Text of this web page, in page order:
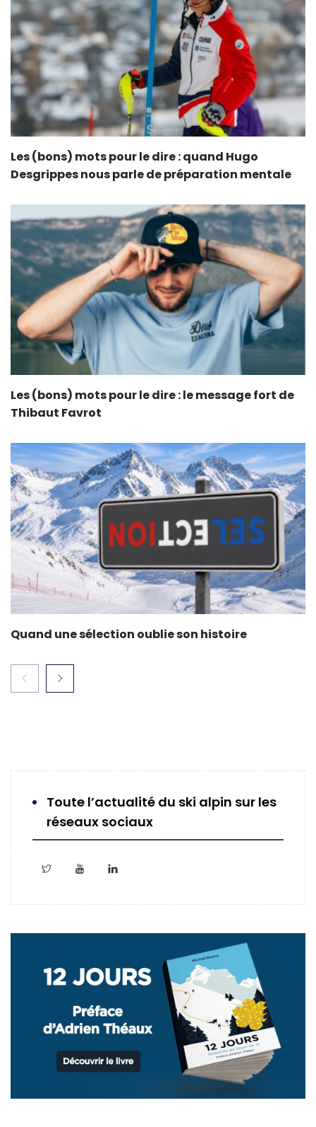
Les (bons) mots pour le dire : quand Hugo
Desgrippes nous parle de préparation mentale
Les (bons) mots pour le dire : le message fort de
Thibaut Favrot
Quand une sélection oublie son histoire
Toute l’actualité du ski alpin sur les
réseaux sociaux